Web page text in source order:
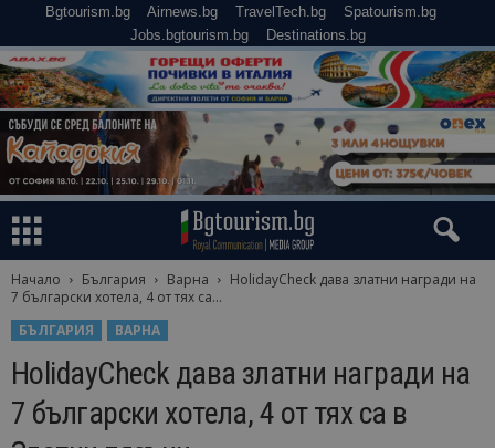
Bgtourism.bg Airnews.bg TravelTech.bg
Spatourism.bg
Jobs.bgtourism.bg
Destinations.bg
Начало България Варна
HolidayCheck дава златни награди на
7 български хотела, 4 от тях са...
БЪЛГАРИЯ
ВАРНА
HolidayCheck дава златни награди на
7 български хотела, 4 от тях са в